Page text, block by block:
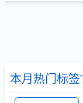
本月热门标签